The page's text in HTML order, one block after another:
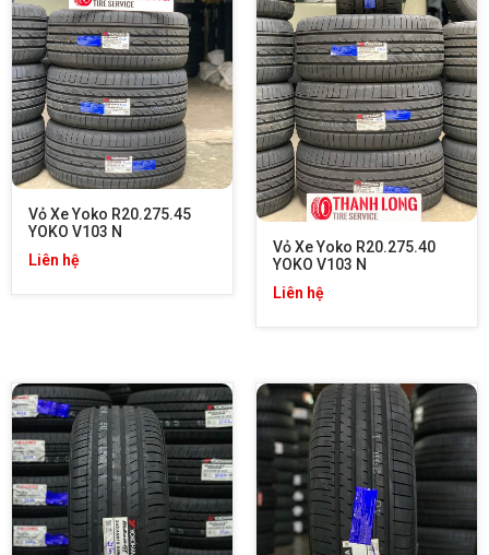
Vỏ Xe Yoko R20.275.45
YOKO V103 N
Liên hệ
Vỏ Xe Yoko R20.275.40
YOKO V103 N
Liên hệ